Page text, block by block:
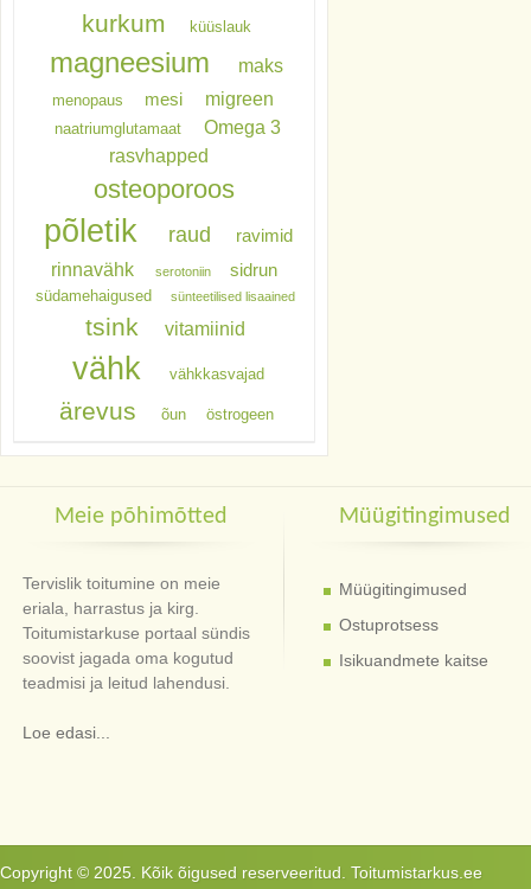
kurkum küüslauk
magneesium maks
menopaus mesi migreen
naatriumglutamaat
Omega 3
rasvhapped
osteoporoos
põletik raud ravimid
rinnavähk serotoniin sidrun
südamehaigused sünteetilised lisaained
tsink vitamiinid
vähk vähkkasvajad
ärevus õun östrogeen
Meie põhimõtted
Tervislik toitumine on meie
eriala, harrastus ja kirg.
Toitumistarkuse portaal sündis
soovist jagada oma kogutud
teadmisi ja leitud lahendusi.
Loe edasi...
Müügitingimused
Müügitingimused
Ostuprotsess
Isikuandmete kaitse
Copyright © 2025. Kõik õigused reserveeritud. Toitumistarkus.ee